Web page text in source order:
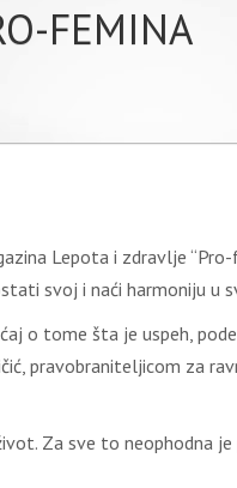
FEMINA
Lepota i zdravlјe
svoj i naći harmoniju u
o tome šta je uspeh,
pravobraniteljicom za
Za sve to neophodna